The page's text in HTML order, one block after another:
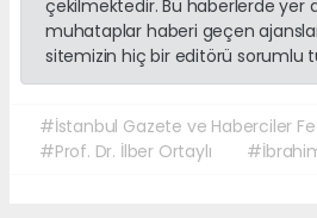
çekilmektedir. Bu haberlerde yer
muhataplar haberi geçen
sitemizin hiç bir editörü sorumlu
#İstanbul Gazete ve Haberciler
#Prof. Dr. İlber Ortaylı